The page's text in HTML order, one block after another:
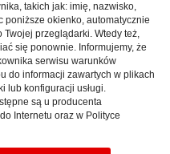
w tle”
zabytków”
takich jak: imię, nazwisko,
poniższe okienko, automatycznie
Twojej przeglądarki. Wtedy też,
się ponownie. Informujemy, że
serwisu warunków
do informacji zawartych w plikach
lub konfiguracji usługi.
są u producenta
Internetu oraz w Polityce